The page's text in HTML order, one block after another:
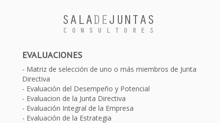
EVALUACIONES
Matriz de selección de uno o más miembros de Junta
Directiva
Evaluación del Desempeño y Potencial
Evaluacion de la Junta Directiva
Evaluación Integral de la Empresa
Evaluación de la Estrategia